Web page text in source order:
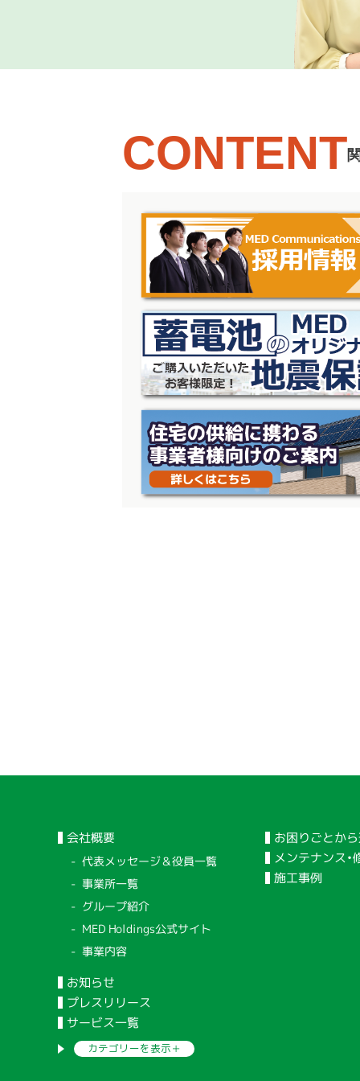
CONTENT
会社概要
代表メッセージ＆役員一覧
事業所一覧
グループ紹介
MED Holdings公式サイト
事業内容
お知らせ
プレスリリース
サービス一覧
カテゴリーを表示＋
お困りごとか
メンテナンス・
施工事例